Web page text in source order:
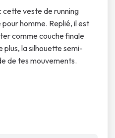
cette veste de running
homme. Replié, il est
comme couche finale
plus, la silhouette semi-
de tes mouvements.